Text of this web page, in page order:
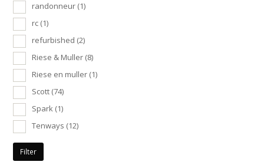
randonneur (1)
rc (1)
refurbished (2)
Riese & Muller (8)
Riese en muller (1)
Scott (74)
Spark (1)
Tenways (12)
Filter